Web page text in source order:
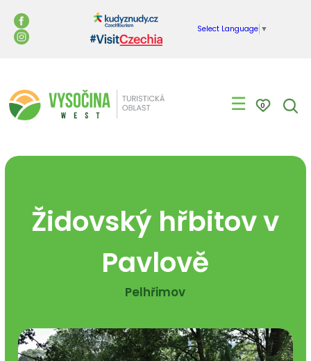
Select Language ▼
☰ 0
Židovský hřbitov v
Pavlově
Pelhřimov